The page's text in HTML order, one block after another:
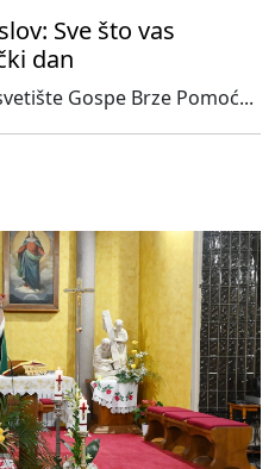
Sve što vas
dan
Gospe Brze Pomoć...